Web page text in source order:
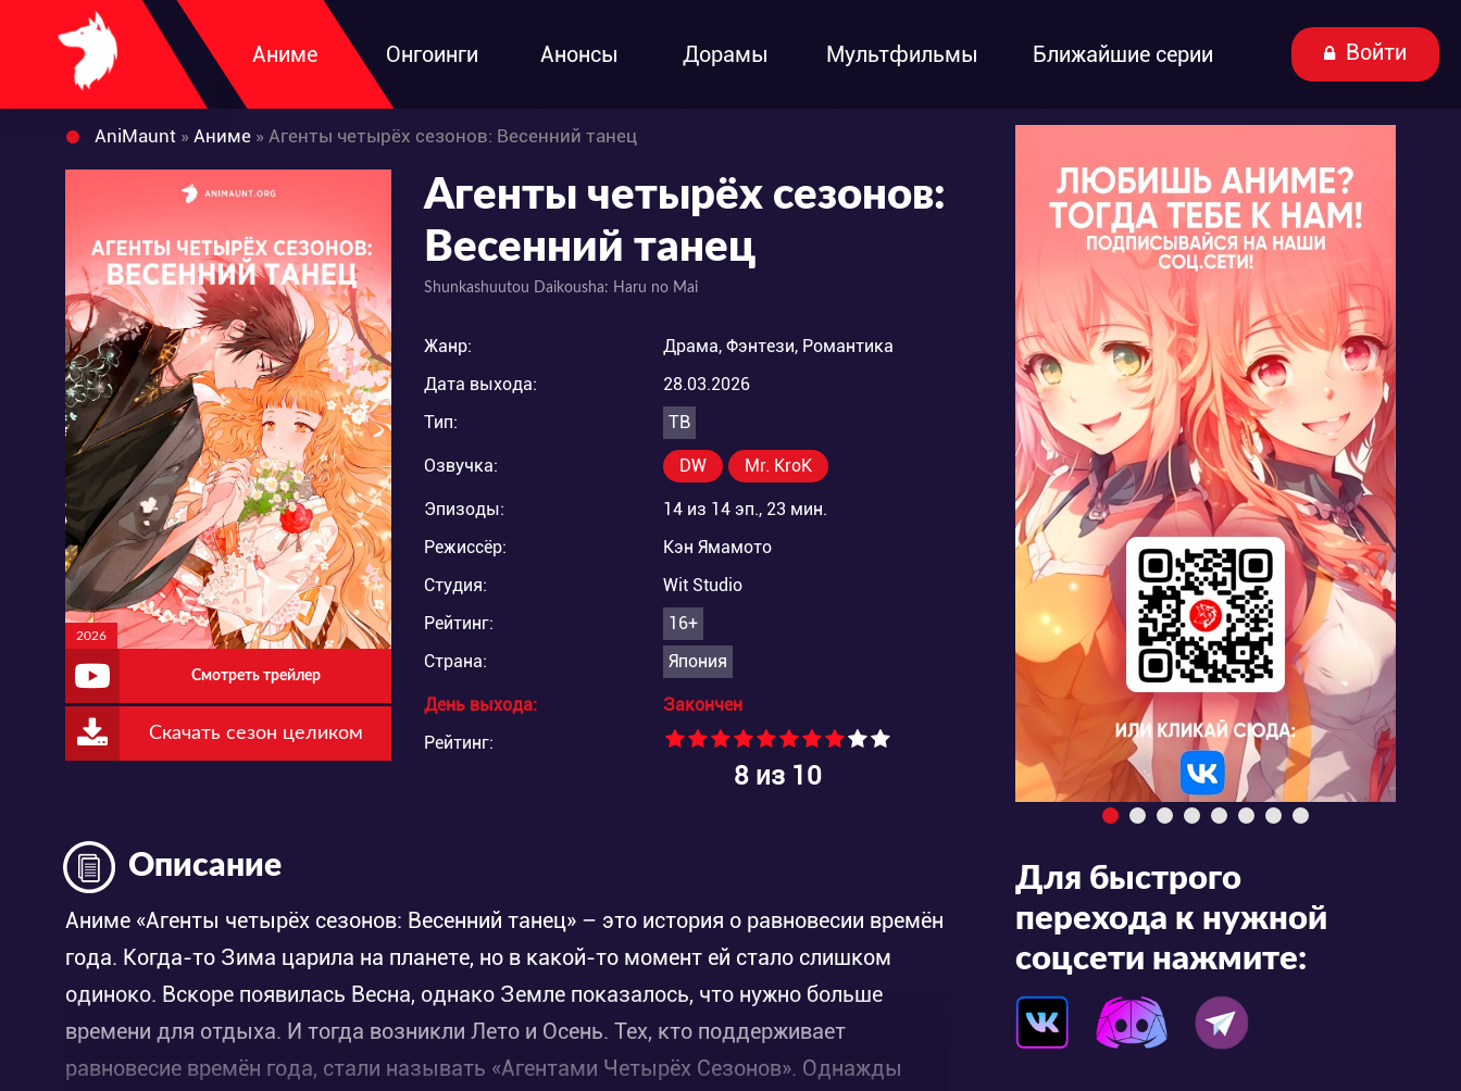
Аниме Онгоинги Анонсы Дорамы Мультфильмы Ближайшие серии Войти
AniMaunt » Аниме » Агенты четырёх сезонов: Весенний танец
2026
Смотреть трейлер
Скачать сезон целиком
Агенты четырёх сезонов:
Весенний танец
Shunkashuutou Daikousha: Haru no Mai
Жанр:
Драма, Фэнтези, Романтика
Дата выхода:
28.03.2026
Тип:
ТВ
Озвучка: DW Mr. KroK
Эпизоды:
14 из 14 эп., 23 мин.
Режиссёр:
Кэн Ямамото
Студия:
Wit Studio
Рейтинг:
16+
Страна:
Япония
День выхода:
Закончен
Рейтинг:
8из 10
Описание
Аниме «Агенты четырёх сезонов: Весенний танец» – это история о равновесии времён
года. Когда-то Зима царила на планете, но в какой-то момент ей стало слишком
одиноко. Вскоре появилась Весна, однако Земле показалось, что нужно больше
времени для отдыха. И тогда возникли Лето и Осень. Тех, кто поддерживает
равновесие времён года, стали называть «Агентами Четырёх Сезонов». Однажды
Для быстрого
перехода к нужной
соцсети нажмите: